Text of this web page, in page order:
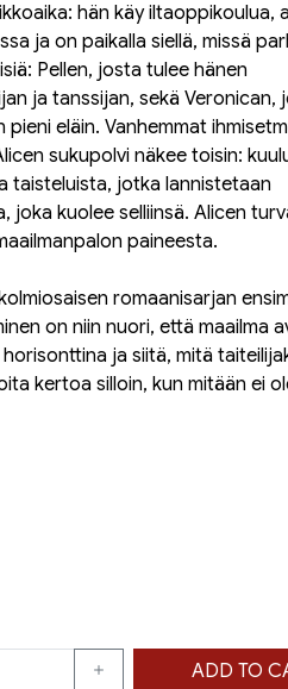
hän käy iltaoppikoulua,
ja on paikalla siellä, missä
Pellen, josta tulee hänen
ja tanssijan, sekä Veronican,
eläin. Vanhemmat
sukupolvi näkee toisin:
taisteluista, jotka lannistetaan
joka kuolee selliinsä. Alicen
paineesta.
romaanisarjan
on niin nuori, että maailma
ja siitä, mitä
kertoa silloin, kun mitään ei
ADD TO